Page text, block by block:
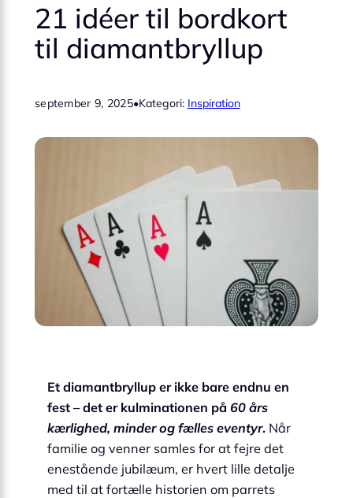
21 idéer til bordkort
til diamantbryllup
september 9, 2025•Kategori: Inspiration
Et diamantbryllup er ikke bare endnu en
fest – det er kulminationen på 60 års
kærlighed, minder og fælles eventyr. Når
familie og venner samles for at fejre det
enestående jubilæum, er hvert lille detalje
med til at fortælle historien om parrets